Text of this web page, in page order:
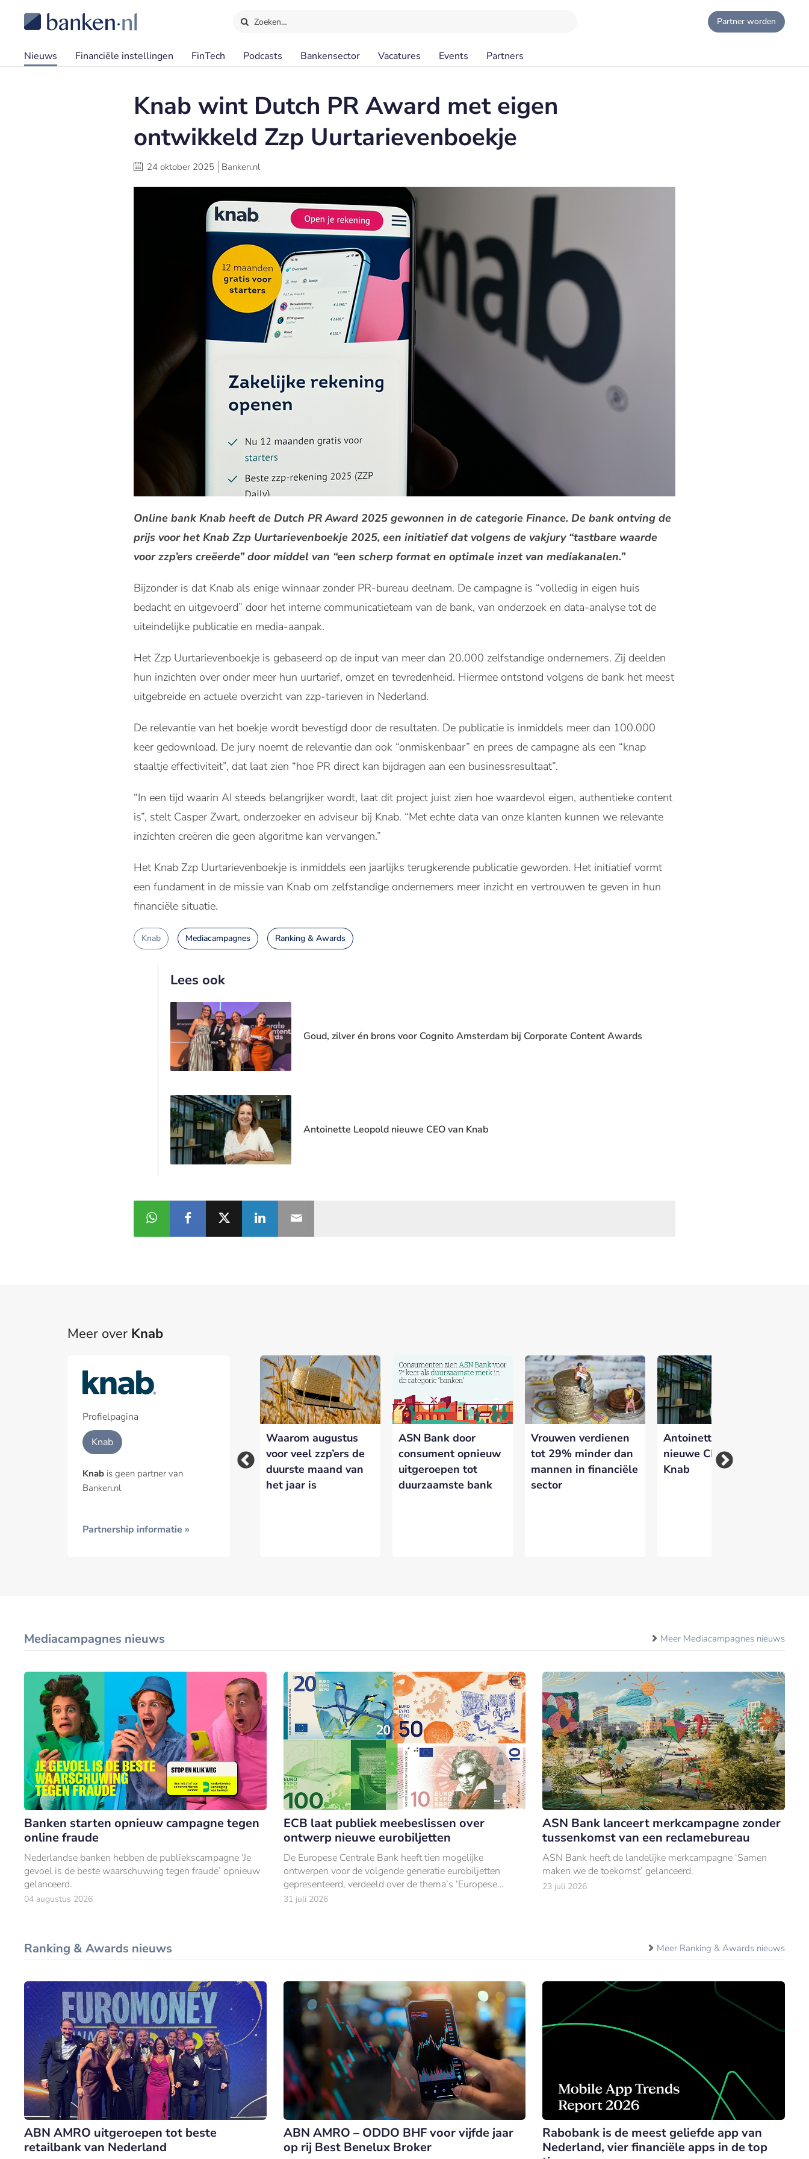
Zoeken… Partner worden
Nieuws Financiële instellingen FinTech Podcasts Bankensector Vacatures Events Partners
Knab wint Dutch PR Award met eigen
ontwikkeld Zzp Uurtarievenboekje
24 oktober 2025 Banken.nl
Online bank Knab heeft de Dutch PR Award 2025 gewonnen in de categorie Finance. De bank ontving de
prijs voor het Knab Zzp Uurtarievenboekje 2025, een initiatief dat volgens de vakjury “tastbare waarde
voor zzp’ers creëerde” door middel van “een scherp format en optimale inzet van mediakanalen.”
Bijzonder is dat Knab als enige winnaar zonder PR-bureau deelnam. De campagne is “volledig in eigen huis
bedacht en uitgevoerd” door het interne communicatieteam van de bank, van onderzoek en data-analyse tot de
uiteindelijke publicatie en media-aanpak.
Het Zzp Uurtarievenboekje is gebaseerd op de input van meer dan 20.000 zelfstandige ondernemers. Zij deelden
hun inzichten over onder meer hun uurtarief, omzet en tevredenheid. Hiermee ontstond volgens de bank het meest
uitgebreide en actuele overzicht van zzp-tarieven in Nederland.
De relevantie van het boekje wordt bevestigd door de resultaten. De publicatie is inmiddels meer dan 100.000
keer gedownload. De jury noemt de relevantie dan ook “onmiskenbaar” en prees de campagne als een “knap
staaltje effectiviteit”, dat laat zien “hoe PR direct kan bijdragen aan een businessresultaat”.
“In een tijd waarin AI steeds belangrijker wordt, laat dit project juist zien hoe waardevol eigen, authentieke content
is”, stelt Casper Zwart, onderzoeker en adviseur bij Knab. “Met echte data van onze klanten kunnen we relevante
inzichten creëren die geen algoritme kan vervangen.”
Het Knab Zzp Uurtarievenboekje is inmiddels een jaarlijks terugkerende publicatie geworden. Het initiatief vormt
een fundament in de missie van Knab om zelfstandige ondernemers meer inzicht en vertrouwen te geven in hun
financiële situatie.
Knab Mediacampagnes Ranking & Awards
Lees ook
Goud, zilver én brons voor Cognito Amsterdam bij Corporate Content Awards
Antoinette Leopold nieuwe CEO van Knab
Meer over Knab
Profielpagina
Knab
Knab is geen partner van
Banken.nl
Partnership informatie »
Partnerships bij Banken.nl
Een partnership met Banken.nl biedt diverse mogelijkheden om je merk te versterken en zichtbaar te maken op
het platform voor de Nederlandse bankensector.
Geïnteresseerd in meer informatie?
Laat hieronder je gegevens achter.
Knab op zoek naar
nieuwe CEO: Nadine
Nederlandse banken
op weg naar 50/50-
Waarom augustus
voor veel zzp’ers de
duurste maand van
het jaar is
ASN Bank door
consument opnieuw
uitgeroepen tot
duurzaamste bank
Vrouwen verdienen
tot 29% minder dan
mannen in financiële
sector
Antoinette Leopold
nieuwe CEO van
Knab
Mediacampagnes nieuws Meer Mediacampagnes nieuws
Banken starten opnieuw campagne tegen
online fraude
Nederlandse banken hebben de publiekscampagne ‘Je
gevoel is de beste waarschuwing tegen fraude’ opnieuw
gelanceerd.
04 augustus 2026
ECB laat publiek meebeslissen over
ontwerp nieuwe eurobiljetten
De Europese Centrale Bank heeft tien mogelijke
ontwerpen voor de volgende generatie eurobiljetten
gepresenteerd, verdeeld over de thema’s ‘Europese
cultuur’ en ‘rivieren en vogels’.
31 juli 2026
ASN Bank lanceert merkcampagne zonder
tussenkomst van een reclamebureau
ASN Bank heeft de landelijke merkcampagne ‘Samen
maken we de toekomst’ gelanceerd.
23 juli 2026
Ranking & Awards nieuws Meer Ranking & Awards nieuws
ABN AMRO uitgeroepen tot beste
retailbank van Nederland
ABN AMRO – ODDO BHF voor vijfde jaar
op rij Best Benelux Broker
Rabobank is de meest geliefde app van
Nederland, vier financiële apps in de top